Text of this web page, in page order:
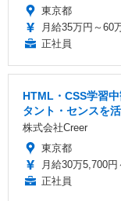
東京都
月給35万円～60
正社員
HTML・CSS学習
タント・センスを
株式会社Creer
東京都
月給30万5,700円
正社員